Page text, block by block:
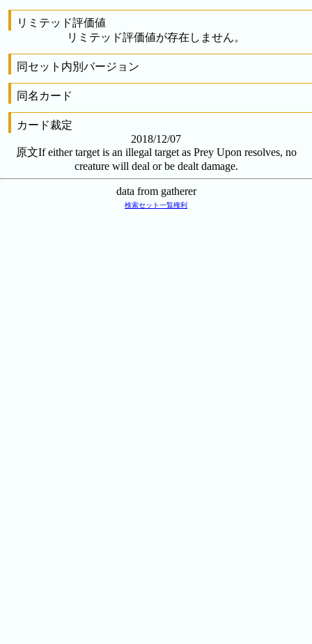
リミテッド評価値
リミテッド評価値が存在しません。
同セット内別バージョン
同名カード
カード裁定
2018/12/07
原文If either target is an illegal target as Prey Upon resolves, no
creature will deal or be dealt damage.
data from gatherer
検索セット一覧権利